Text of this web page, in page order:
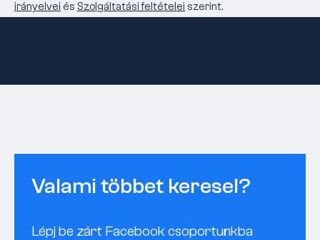
irányelvei és Szolgáltatási feltételei szerint.
Valami többet keresel?
Lépj be zárt Facebook csoportunkba